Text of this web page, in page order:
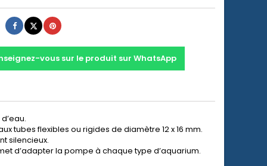
Partager
TweetPinterest
vous sur le produit sur WhatsApp
tubes flexibles ou rigides de diamètre 12 x 16 mm.
silencieux.
d’adapter la pompe à chaque type d’aquarium.